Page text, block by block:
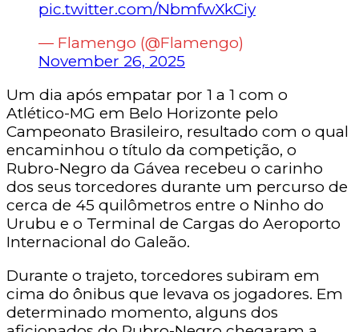
pic.twitter.com/NbmfwXkCiy
— Flamengo (@Flamengo)
November 26, 2025
Um dia após empatar por 1 a 1 com o
Atlético-MG em Belo Horizonte pelo
Campeonato Brasileiro, resultado com o qual
encaminhou o título da competição, o
Rubro-Negro da Gávea recebeu o carinho
dos seus torcedores durante um percurso de
cerca de 45 quilômetros entre o Ninho do
Urubu e o Terminal de Cargas do Aeroporto
Internacional do Galeão.
Durante o trajeto, torcedores subiram em
cima do ônibus que levava os jogadores. Em
determinado momento, alguns dos